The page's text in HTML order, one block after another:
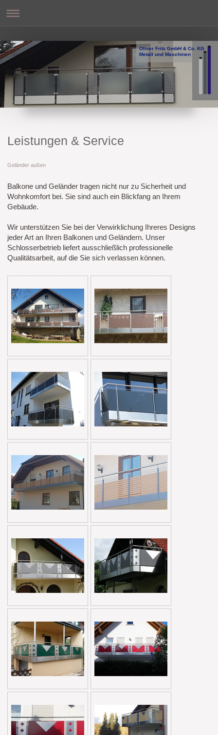
Oliver Fritz GmbH & Co. KG
Metall und Maschinen
Leistungen & Service
Geländer außen
Balkone und Geländer tragen nicht nur zu Sicherheit und
Wohnkomfort bei. Sie sind auch ein Blickfang an Ihrem
Gebäude.
Wir unterstützen Sie bei der Verwirklichung Ihreres Designs
jeder Art an Ihren Balkonen und Geländern. Unser
Schlosserbetrieb liefert ausschließlich professionelle
Qualitätsarbeit, auf die Sie sich verlassen können.